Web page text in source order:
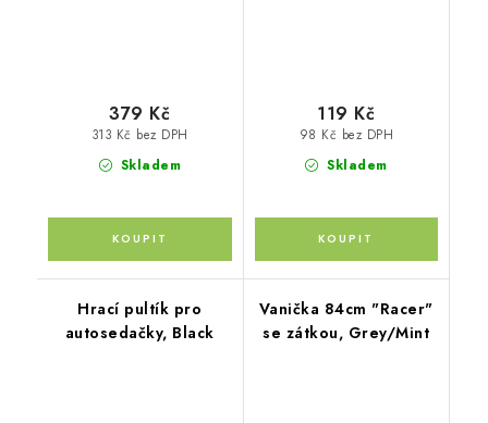
Skladem
313 Kč bez DPH
379 Kč
Skladem
98 Kč bez DPH
119 Kč
Hrací pultík pro
autosedačky, Black
Vanička 84cm "Racer"
se zátkou, Grey/Mint